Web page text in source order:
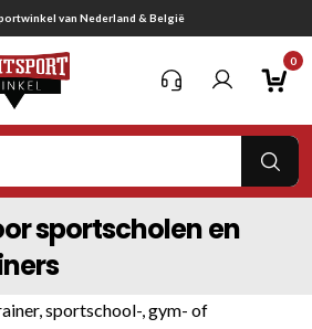
van Nederland & België
0
sportscholen en
sportschool-, gym- of